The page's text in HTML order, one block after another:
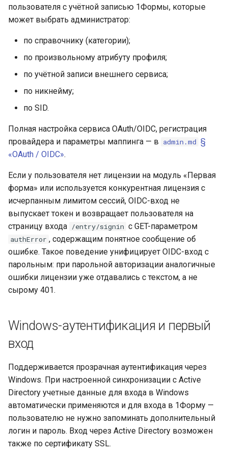
пользователя с учётной записью 1Формы, которые
может выбрать администратор:
по справочнику (категории);
по произвольному атрибуту профиля;
по учётной записи внешнего сервиса;
по никнейму;
по SID.
Полная настройка сервиса OAuth/OIDC, регистрация
провайдера и параметры маппинга — в admin.md §
«OAuth / OIDC».
Если у пользователя нет лицензии на модуль «Первая
форма» или используется конкурентная лицензия с
исчерпанным лимитом сессий, OIDC-вход не
выпускает токен и возвращает пользователя на
страницу входа /entry/signin с GET-параметром
authError , содержащим понятное сообщение об
ошибке. Такое поведение унифицирует OIDC-вход с
парольным: при парольной авторизации аналогичные
ошибки лицензии уже отдавались с текстом, а не
сырому 401.
Windows-аутентификация и первый
вход
Поддерживается прозрачная аутентификация через
Windows. При настроенной синхронизации с Active
Directory учетные данные для входа в Windows
автоматически применяются и для входа в 1Форму —
пользователю не нужно запоминать дополнительный
логин и пароль. Вход через Active Directory возможен
также по сертификату SSL.